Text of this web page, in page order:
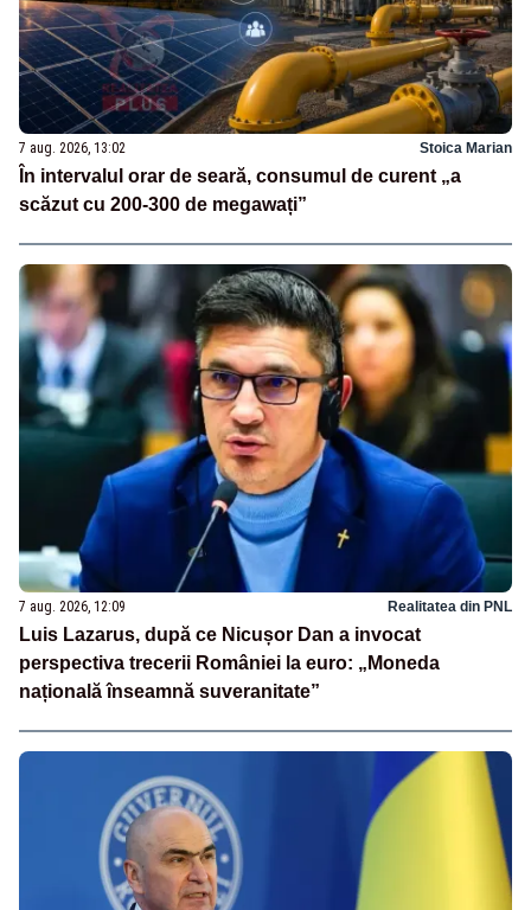
7 aug. 2026, 13:02 Stoica Marian
În intervalul orar de seară, consumul de curent „a
scăzut cu 200-300 de megawați”
7 aug. 2026, 12:09 Realitatea din PNL
Luis Lazarus, după ce Nicușor Dan a invocat
perspectiva trecerii României la euro: „Moneda
națională înseamnă suveranitate”